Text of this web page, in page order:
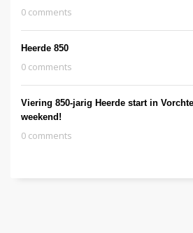
0 comments
Heerde 850
0 comments
Viering 850-jarig Heerde start in
weekend!
0 comments